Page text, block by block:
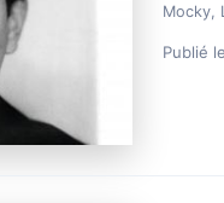
Mocky,
Publié